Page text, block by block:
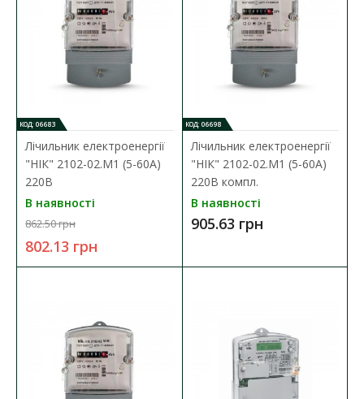
465.47 грн
В порівняння
В закладки
КОД: 06683
Лічильник електроенергії
"НІК" 2102-02.М1 (5-60А)
220В
В наявності
862.50 грн
802.13 грн
КОД: 06698
Лічильник електроенергії
"НІК" 2102-02.М1 (5-60А)
220В компл.
В наявності
905.63 грн